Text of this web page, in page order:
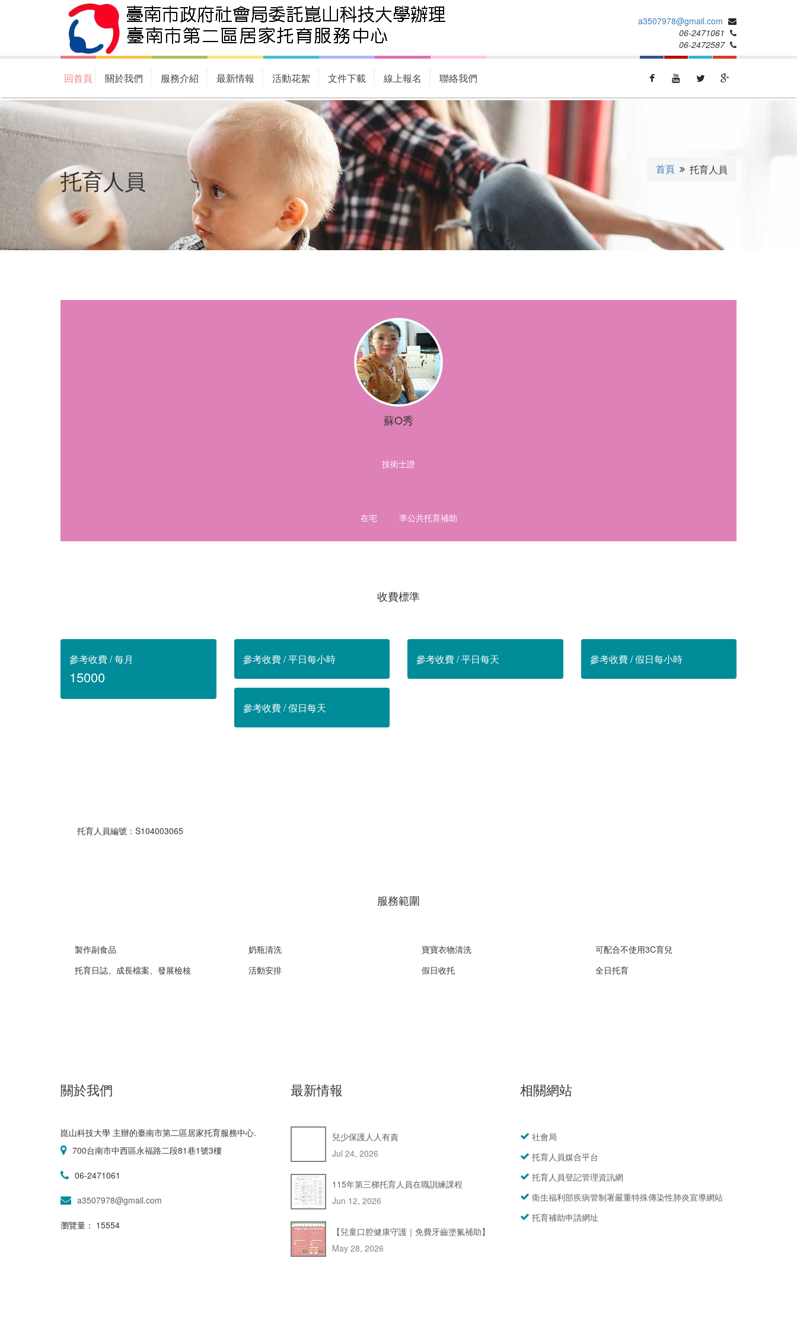
a3507978@gmail.com
06-2471061
06-2472587
回首頁 關於我們 服務介紹 最新情報 活動花絮 文件下載 線上報名 聯絡我們
托育人員 首頁 托育人員
蘇O秀
技術士證
在宅 準公共托育補助
收費標準
參考收費 / 每月
15000
參考收費 / 平日每小時 參考收費 / 平日每天 參考收費 / 假日每小時
參考收費 / 假日每天
托育人員編號：S104003065
服務範圍
製作副食品 奶瓶清洗 寶寶衣物清洗
可配合不使用3C育兒
托育日誌、成長檔案、發展檢核
活動安排 假日收托 全日托育
關於我們
崑山科技大學 主辦的臺南市第二區居家托育服務中心.
700台南市中西區永福路二段81巷1號3樓
06-2471061
a3507978@gmail.com
瀏覽量： 15554
最新情報
兒少保護人人有責
Jul 24, 2026
115年第三梯托育人員在職訓練課程
Jun 12, 2026
【兒童口腔健康守護｜免費牙齒塗氟補助】
May 28, 2026
相關網站
社會局
托育人員媒合平台
托育人員登記管理資訊網
衛生福利部疾病管制署嚴重特殊傳染性肺炎宣導網站
托育補助申請網址